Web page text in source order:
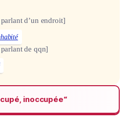
d’un endroit]
de qqn]
inoccupée“